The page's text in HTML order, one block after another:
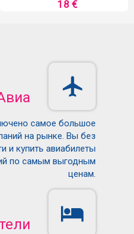
18 €
самое большое
на рынке. Вы без
и купить авиабилеты
по самым выгодным
ценам.